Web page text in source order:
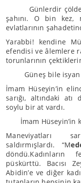
Günlerdir çöldeki
şahını. O bin kez,
evlatlarının
Yarabbi! kendine
efendisi ve âlemlere
torunlarının
Güneş bile isyan
İmam Hüseyin’in
sarığı, altındaki
soylu bir at vardı.
İmam Hüseyin’in
Maneviyatları
saldırmışlardı. “M
döndü.Kadınların
püskürttü. Bacısı
Abidin’e ve diğer